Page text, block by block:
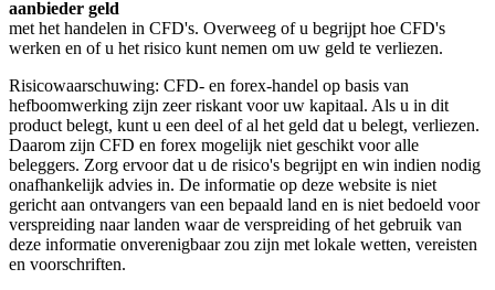
aanbieder geld
met het handelen in CFD's. Overweeg of u begrijpt hoe CFD's
werken en of u het risico kunt nemen om uw geld te verliezen.
Risicowaarschuwing: CFD- en forex-handel op basis van
hefboomwerking zijn zeer riskant voor uw kapitaal. Als u in dit
product belegt, kunt u een deel of al het geld dat u belegt, verliezen.
Daarom zijn CFD en forex mogelijk niet geschikt voor alle
beleggers. Zorg ervoor dat u de risico's begrijpt en win indien nodig
onafhankelijk advies in. De informatie op deze website is niet
gericht aan ontvangers van een bepaald land en is niet bedoeld voor
verspreiding naar landen waar de verspreiding of het gebruik van
deze informatie onverenigbaar zou zijn met lokale wetten, vereisten
en voorschriften.